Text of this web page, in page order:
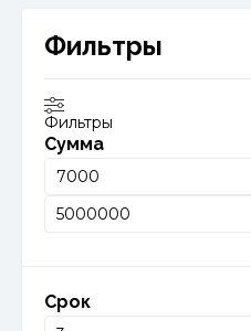
Фильтры
Фильтры
Сумма
Срок